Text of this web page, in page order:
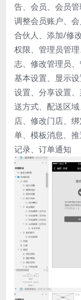
告、会员、会员管
调整会员账户、
合伙人、添加/修
权限、管理员管
志、修改管理员、
基本设置、显示
设置、分享设置
送方式、配送区
店、修改门店、
单、模板消息、
记录、订单通知